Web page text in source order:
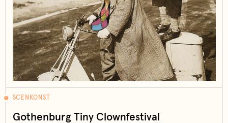
SCENKONST
Gothenburg Tiny Clownfestival